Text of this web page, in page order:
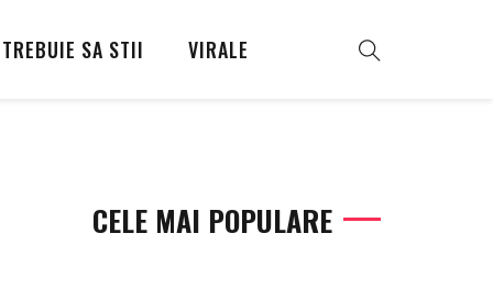
TREBUIE SA STII VIRALE
CELE MAI POPULARE